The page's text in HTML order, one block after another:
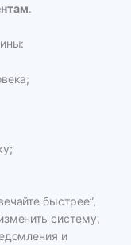
.
быстрее”,
систему,
и